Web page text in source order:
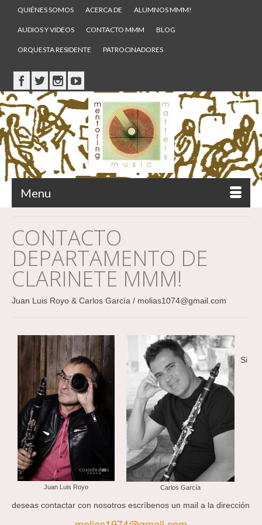
QUIÉNES SOMOS ACERCA DE ALUMNOS MMM!
AUDIOS Y VIDEOS CONTACTO MMM BLOG
ORQUESTA RESIDENTE PATROCINADORES
Menu
CONTACTO
DEPARTAMENTO DE
CLARINETE MMM!
Juan Luis Royo & Carlos García / molias1074@gmail.com
Juan Luis Royo Carlos García
Si
deseas contactar con nosotros escríbenos un mail a la dirección